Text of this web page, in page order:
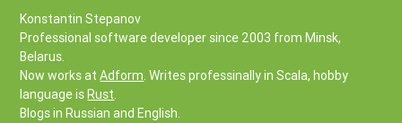
Konstantin Stepanov
Professional software developer since 2003 from Minsk,
Belarus.
Now works atAdform. Writes professinally in Scala, hobby
language is Rust.
Blogs in Russian and English.